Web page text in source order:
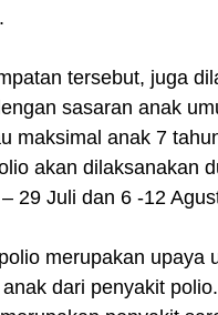
tersebut, juga
sasaran anak
maksimal anak 7
akan dilaksanakan
29 Juli dan 6 -12
merupakan upaya
dari penyakit